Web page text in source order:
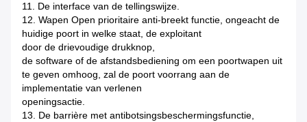
11. De interface van de tellingswijze.
12. Wapen Open prioritaire anti-breekt functie, ongeacht de
huidige poort in welke staat, de exploitant
door de drievoudige drukknop,
de software of de afstandsbediening om een poortwapen uit
te geven omhoog, zal de poort voorrang aan de
implementatie van verlenen
openingsactie.
13. De barrière met antibotsingsbeschermingsfunctie,